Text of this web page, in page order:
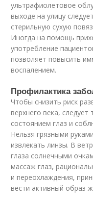
ультрафиолетовое
выходе на улицу
стерильную сухую
Иногда на помощь
употребление
позволяет повысить
воспалением.
Профилактика
Чтобы снизить риск
верхнего века,
состоянием глаз и
Нельзя грязными
извлекать линзы. В
глаза солнечными
массаж глаз,
и переохлаждения,
вести активный образ